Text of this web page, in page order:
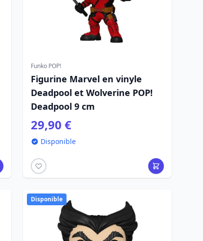
Funko POP!
Figurine Marvel en vinyle
Deadpool et Wolverine POP!
Deadpool 9 cm
29,90 €
Disponible
Disponible